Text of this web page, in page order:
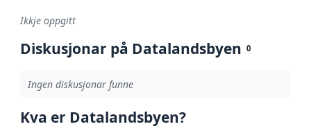
Ikkje oppgitt
Diskusjonar på Datalandsbyen 0
Ingen diskusjonar funne
Kva er Datalandsbyen?